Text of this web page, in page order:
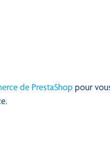
de PrestaShop pour